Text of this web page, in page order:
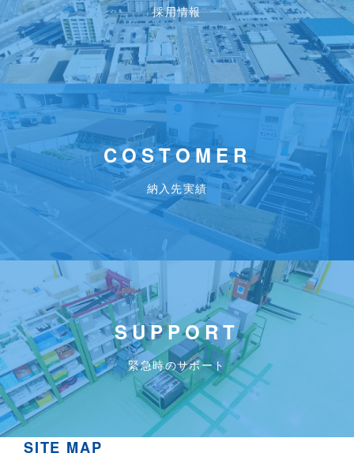
採用情報
COSTOMER
納入先実績
SUPPORT
緊急時のサポート
SITE MAP